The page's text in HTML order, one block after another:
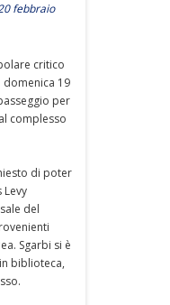
febbraio
critico
domenica 19
per
complesso
di poter
Levy
del
Sgarbi si è
biblioteca,